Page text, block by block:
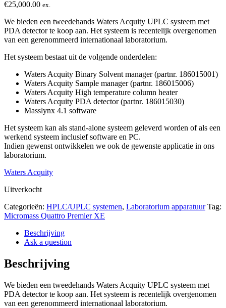
€25,000.00 ex.
We bieden een tweedehands Waters Acquity UPLC systeem met
PDA detector te koop aan. Het systeem is recentelijk overgenomen
van een gerenommeerd internationaal laboratorium.
Het systeem bestaat uit de volgende onderdelen:
Waters Acquity Binary Solvent manager (partnr. 186015001)
Waters Acquity Sample manager (partnr. 186015006)
Waters Acquity High temperature column heater
Waters Acquity PDA detector (partnr. 186015030)
Masslynx 4.1 software
Het systeem kan als stand-alone systeem geleverd worden of als een
werkend systeem inclusief software en PC.
Indien gewenst ontwikkelen we ook de gewenste applicatie in ons
laboratorium.
Waters Acquity
Uitverkocht
Categorieën: HPLC/UPLC systemen, Laboratorium apparatuur Tag:
Micromass Quattro Premier XE
Beschrijving
Ask a question
Beschrijving
We bieden een tweedehands Waters Acquity UPLC systeem met
PDA detector te koop aan. Het systeem is recentelijk overgenomen
van een gerenommeerd internationaal laboratorium.